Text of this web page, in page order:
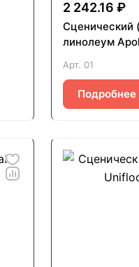
2 242.16 ₽
Сценический
линолеум
Арт. 01
Подробнее